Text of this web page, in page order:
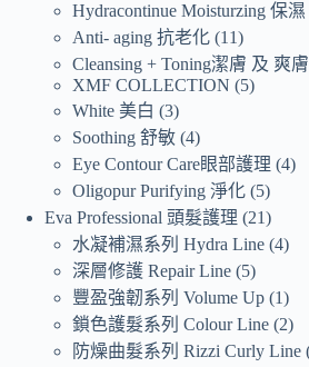
Hydracontinue Moisturzing 保濕
Anti- aging 抗老化 11
Cleansing + Toning潔膚 及 爽膚
XMF COLLECTION
5
White 美白
3
Soothing 舒敏 4
Eye Contour Care眼部護理 4
Oligopur Purifying 淨化 5
Eva Professional 頭髮護理
21
水凝補濕系列 Hydra Line 4
深層修護 Repair Line 5
豐盈強韌系列 Volume Up 1
鎖色護髮系列 Colour Line 2
防燥曲髮系列 Rizzi Curly Line